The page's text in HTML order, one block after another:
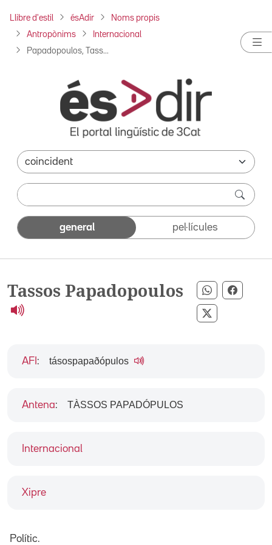
Llibre d'estil ésAdir Noms propis
Antropònims Internacional
Papadopoulos, Tass...
general pel·lícules
Tassos Papadopoulos Compartir
Compartir
Internacional
Xipre
AFI : tásospapaðópulos
Antena: TÀSSOS PAPADÓPULOS
Polític.